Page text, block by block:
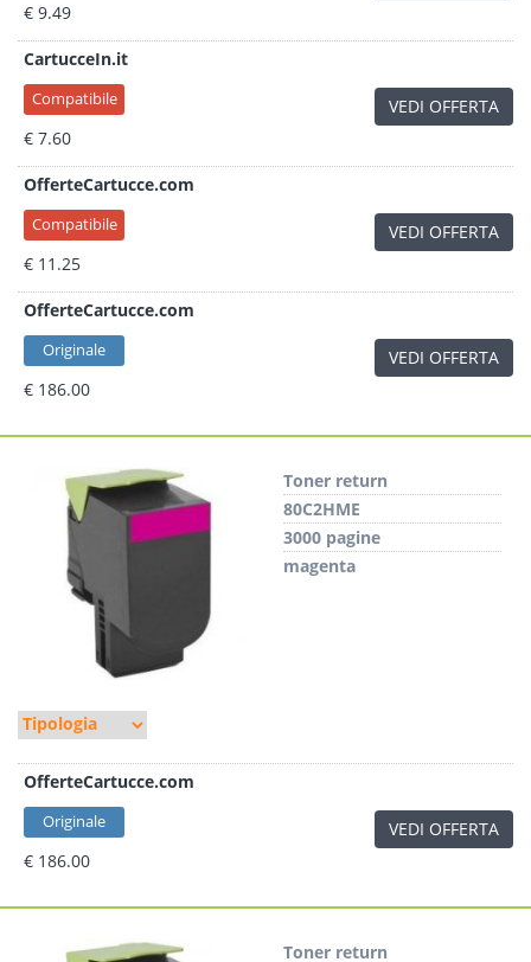
€ 9.49
CartucceIn.it
Compatibile
€ 7.60
VEDI OFFERTA
OfferteCartucce.com
Compatibile
€ 11.25
VEDI OFFERTA
OfferteCartucce.com
Originale
€ 186.00
VEDI OFFERTA
Toner return
80C2HME
3000 pagine
magenta
OfferteCartucce.com
Originale
€ 186.00
VEDI OFFERTA
Toner return